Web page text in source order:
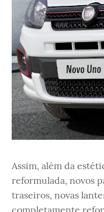
Assim, além da
reformulada, novos
traseiros, novas
completamente